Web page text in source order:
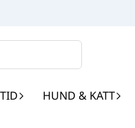
HUND & KATT